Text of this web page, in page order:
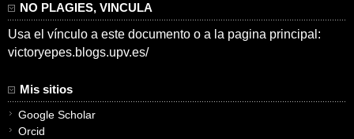
NO PLAGIES, VINCULA
Usa el vínculo a este documento o a la pagina principal:
victoryepes.blogs.upv.es/
Mis sitios
Google Scholar
Orcid